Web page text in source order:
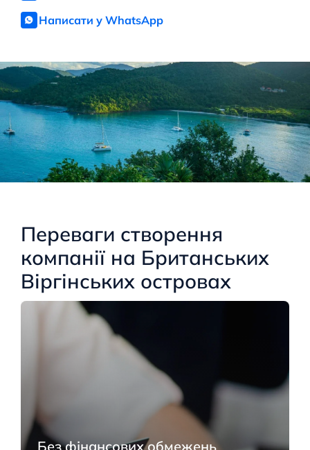
Написати у WhatsApp
Переваги створення
компанії на Британських
Віргінських островах
Без фінансових обмежень